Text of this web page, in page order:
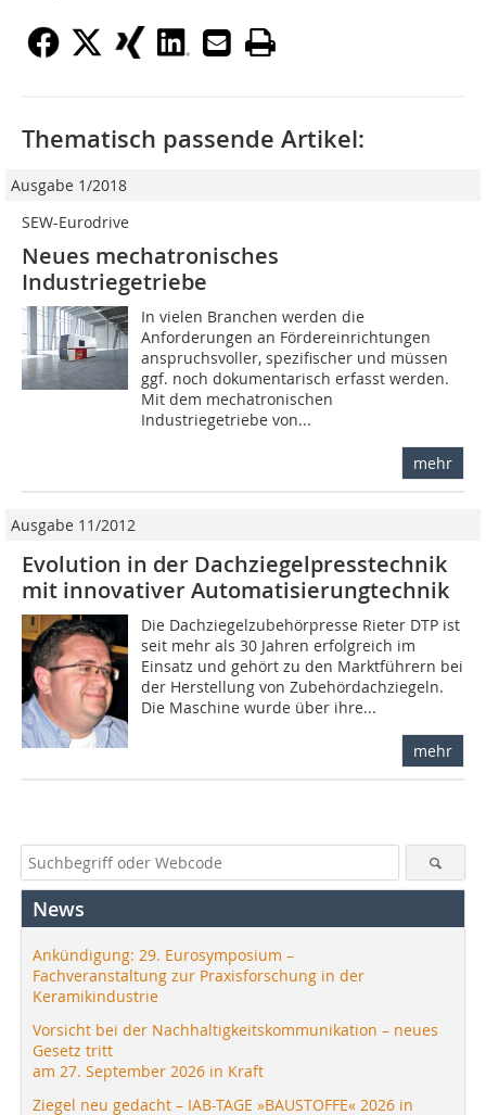
Thematisch passende Artikel:
Ausgabe 1/2018
SEW-Eurodrive
Neues mechatronisches
Industriegetriebe
In vielen Branchen werden die
Anforderungen an Fördereinrichtungen
anspruchsvoller, spezifischer und müssen
ggf. noch dokumentarisch erfasst werden.
Mit dem mechatronischen
Industriegetriebe von...
mehr
Ausgabe 11/2012
Evolution in der Dachziegelpresstechnik
mit ­innovativer Automatisierungtechnik
Die Dachziegelzubehörpresse Rieter DTP ist
seit mehr als 30 Jahren erfolgreich im
Einsatz und gehört zu den Marktführern bei
der Herstellung von Zubehördachziegeln.
Die Maschine wurde über ihre...
mehr
News
Ankündigung: 29. Eurosymposium –
Fachveranstaltung zur Praxisforschung in der
Keramikindustrie
Vorsicht bei der Nachhaltigkeitskommunikation – neues
Gesetz tritt
am 27. September 2026 in Kraft
Ziegel neu gedacht – IAB-TAGE »BAUSTOFFE« 2026 in